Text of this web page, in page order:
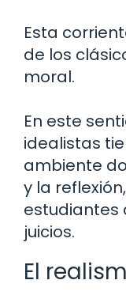
Esta
de los
moral.
En este
idealistas
ambiente
y la
estudiantes
juicios.
El